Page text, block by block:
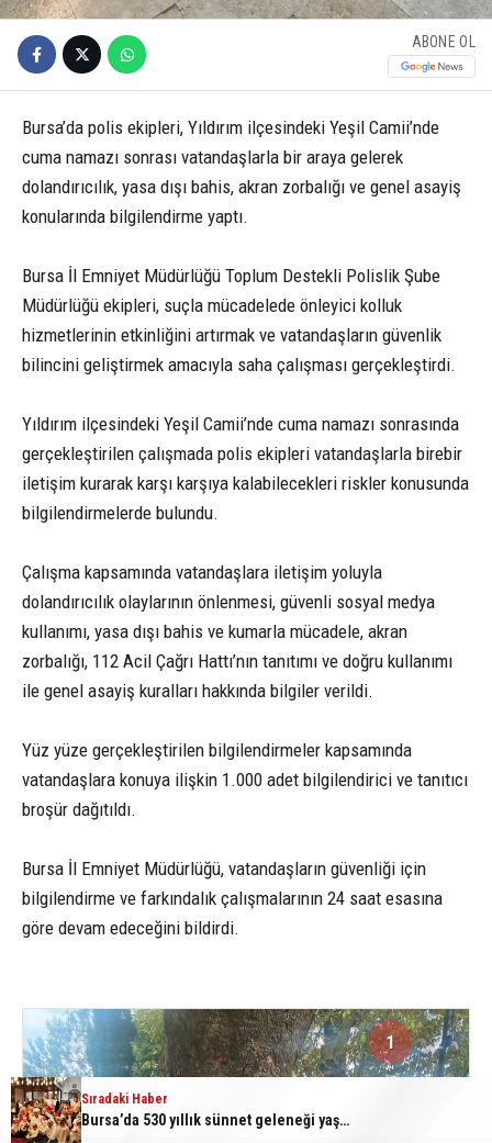
ABONE OL
Bursa’da polis ekipleri, Yıldırım ilçesindeki Yeşil Camii’nde
cuma namazı sonrası vatandaşlarla bir araya gelerek
dolandırıcılık, yasa dışı bahis, akran zorbalığı ve genel asayiş
konularında bilgilendirme yaptı.
Bursa İl Emniyet Müdürlüğü Toplum Destekli Polislik Şube
Müdürlüğü ekipleri, suçla mücadelede önleyici kolluk
hizmetlerinin etkinliğini artırmak ve vatandaşların güvenlik
bilincini geliştirmek amacıyla saha çalışması gerçekleştirdi.
Yıldırım ilçesindeki Yeşil Camii’nde cuma namazı sonrasında
gerçekleştirilen çalışmada polis ekipleri vatandaşlarla birebir
iletişim kurarak karşı karşıya kalabilecekleri riskler konusunda
bilgilendirmelerde bulundu.
Çalışma kapsamında vatandaşlara iletişim yoluyla
dolandırıcılık olaylarının önlenmesi, güvenli sosyal medya
kullanımı, yasa dışı bahis ve kumarla mücadele, akran
zorbalığı, 112 Acil Çağrı Hattı’nın tanıtımı ve doğru kullanımı
ile genel asayiş kuralları hakkında bilgiler verildi.
Yüz yüze gerçekleştirilen bilgilendirmeler kapsamında
vatandaşlara konuya ilişkin 1.000 adet bilgilendirici ve tanıtıcı
broşür dağıtıldı.
Bursa İl Emniyet Müdürlüğü, vatandaşların güvenliği için
bilgilendirme ve farkındalık çalışmalarının 24 saat esasına
göre devam edeceğini bildirdi.
1 2
Sıradaki Haber
Bursa’da 530 yıllık sünnet geleneği yaşatıldı